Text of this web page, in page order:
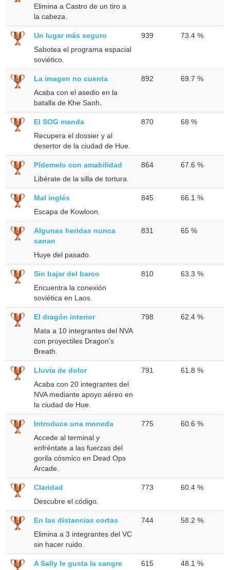
Elimina a Castro de un tiro a
la cabeza.
Un lugar más seguro
Sabotea el programa espacial
soviético.
939 73.4 %
La imagen no cuenta
Acaba con el asedio en la
batalla de Khe Sanh.
892 69.7 %
El SOG manda
Recupera el dossier y al
desertor de la ciudad de Hue.
870 68 %
Pídemelo con amabilidad
Libérate de la silla de tortura.
864 67.6 %
Mal inglés
Escapa de Kowloon.
845 66.1 %
Algunas heridas nunca
sanan
Huye del pasado.
831 65 %
Sin bajar del barco
Encuentra la conexión
soviética en Laos.
810 63.3 %
El dragón interior
Mata a 10 integrantes del NVA
con proyectiles Dragon's
Breath.
798 62.4 %
Lluvia de dolor
Acaba con 20 integrantes del
NVA mediante apoyo aéreo en
la ciudad de Hue.
791 61.8 %
Introduce una moneda
Accede al terminal y
enfréntate a las fuerzas del
gorila cósmico en Dead Ops
Arcade.
775 60.6 %
Claridad
Descubre el código.
773 60.4 %
En las distancias cortas
Elimina a 3 integrantes del VC
sin hacer ruido.
744 58.2 %
A Sally le gusta la sangre
615 48.1 %